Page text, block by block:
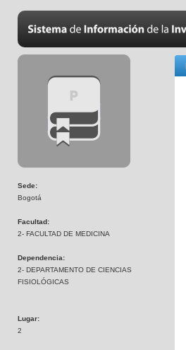
Sede:
Bogotá
Facultad:
2- FACULTAD DE MEDICINA
Dependencia:
2- DEPARTAMENTO DE CIENCIAS
FISIOLÓGICAS
Lugar:
2